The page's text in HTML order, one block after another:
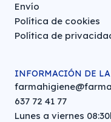
Envío
Política de cookies
Política de
INFORMACIÓN DE
637 72 41 77
Lunes a viernes